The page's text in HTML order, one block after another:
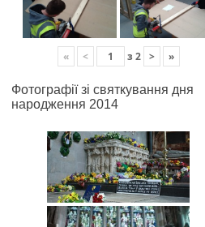
« < з 2 > »
Фотографії зі святкування дня
народження 2014